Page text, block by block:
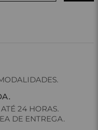
24 HORAS.
DE ENTREGA.